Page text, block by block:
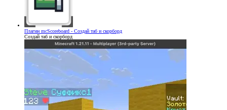
Плагин mcScoreboard - Создай таб и скорборд
Создай таб и скорборд